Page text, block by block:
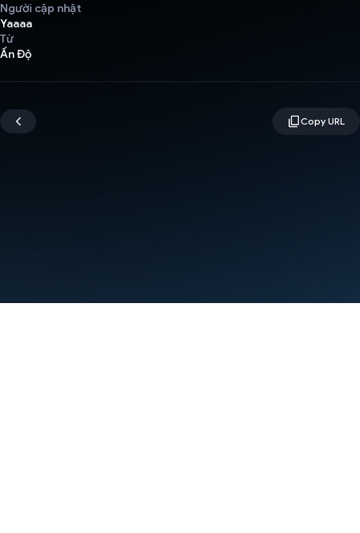
Người cập nhật
Yaaaa
Từ
Ấn Độ